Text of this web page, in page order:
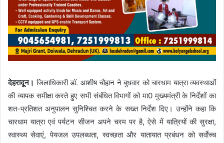
देहरादून। जिलाधिकारी डॉ. आशीष चौहान ने बुधवार को चारधाम यात्रा व्यवस्थाओं
की व्यापक समीक्षा करते हुए सभी संबंधित विभागों को मा0 मुख्यमंत्री के निर्देशों का
शत-प्रतिशत अनुपालन सुनिश्चित करने के सख्त निर्देश दिए। उन्होंने कहा कि
चारधाम यात्रा एवं पर्यटन सीजन अपने चरम पर है, ऐसे में यात्रियों की सुरक्षा,
स्वास्थ्य सेवाएं, पेयजल उपलब्धता, स्वच्छता और यातायात प्रबंधन को सर्वाेच्च